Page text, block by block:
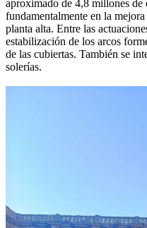
aproximado de 4,8 millones de
fundamentalmente en la
planta alta. Entre las
estabilización de los arcos
de las cubiertas. También se
solerías.